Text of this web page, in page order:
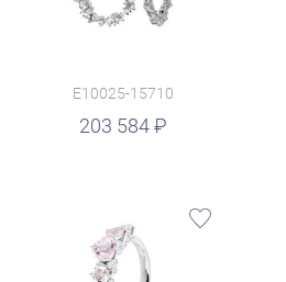
E10025-15710
203 584